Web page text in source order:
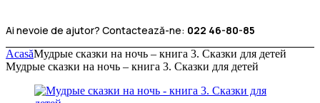
Ai nevoie de ajutor? Contactează-ne: 022 46-80-85
AcasăМудрые сказки на ночь – книга 3. Сказки для детей
Мудрые сказки на ночь – книга 3. Сказки для детей